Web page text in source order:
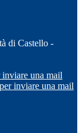
di Castello -
una mail
inviare una mail